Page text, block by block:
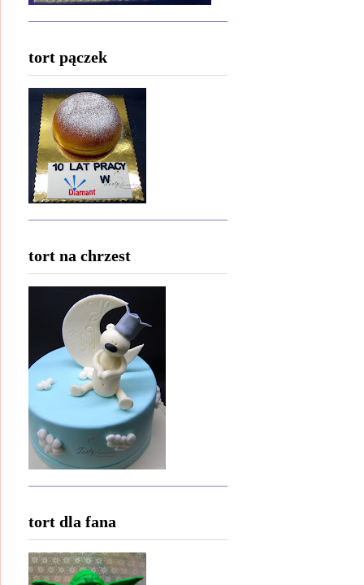
tort pączek
tort na chrzest
tort dla fana